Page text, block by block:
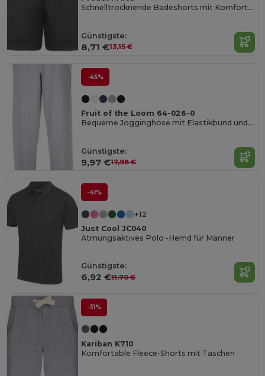
Schnelltrocknende Badeshorts mit Komfortbund
Günstigste:
8,71 €13,15 €
-45%
Fruit of the Loom 64-026-0
Bequeme Jogginghose mit Elastikbund und Taschen
Günstigste:
9,97 €17,98 €
-41%
+12
Just Cool JC040
Atmungsaktives Polo -Hemd für Männer
Günstigste:
6,92 €11,70 €
-31%
Kariban K710
Komfortable Fleece-Shorts mit Taschen